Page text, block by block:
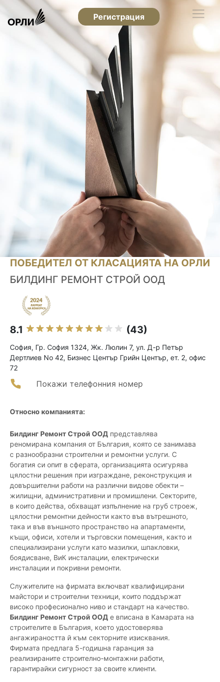
Регистрация
ПОБЕДИТЕЛ ОТ КЛАСАЦИЯТА НА ОРЛИ
БИЛДИНГ РЕМОНТ СТРОЙ ООД
8.1 (43)
София, Гр. София 1324, Жк. Люлин 7, ул. Д-р Петър
Дертлиев No 42, Бизнес Център Грийн Център, ет. 2, офис
72
Покажи телефонния номер
Относно компанията:
Билдинг Ремонт Строй ООД представлява
реномирана компания от България, която се занимава
с разнообразни строителни и ремонтни услуги. С
богатия си опит в сферата, организацията осигурява
цялостни решения при изграждане, реконструкция и
довършителни работи на различни видове обекти –
жилищни, административни и промишлени. Секторите,
в които действа, обхващат изпълнение на груб строеж,
цялостни ремонтни дейности както във вътрешното,
така и във външното пространство на апартаменти,
къщи, офиси, хотели и търговски помещения, както и
специализирани услуги като мазилки, шпакловки,
боядисване, ВиК инсталации, електрически
инсталации и покривни ремонти.
Служителите на фирмата включват квалифицирани
майстори и строителни техници, които поддържат
високо професионално ниво и стандарт на качество.
Билдинг Ремонт Строй ООД е вписана в Камарата на
строителите в България, което удостоверява
ангажираността й към секторните изисквания.
Фирмата предлага 5-годишна гаранция за
реализираните строително-монтажни работи,
гарантирайки сигурност за своите клиенти.